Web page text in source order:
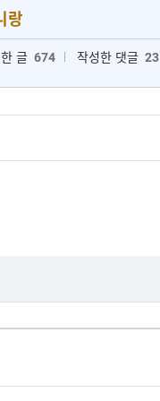
랑
글 674 작성한 댓글 23